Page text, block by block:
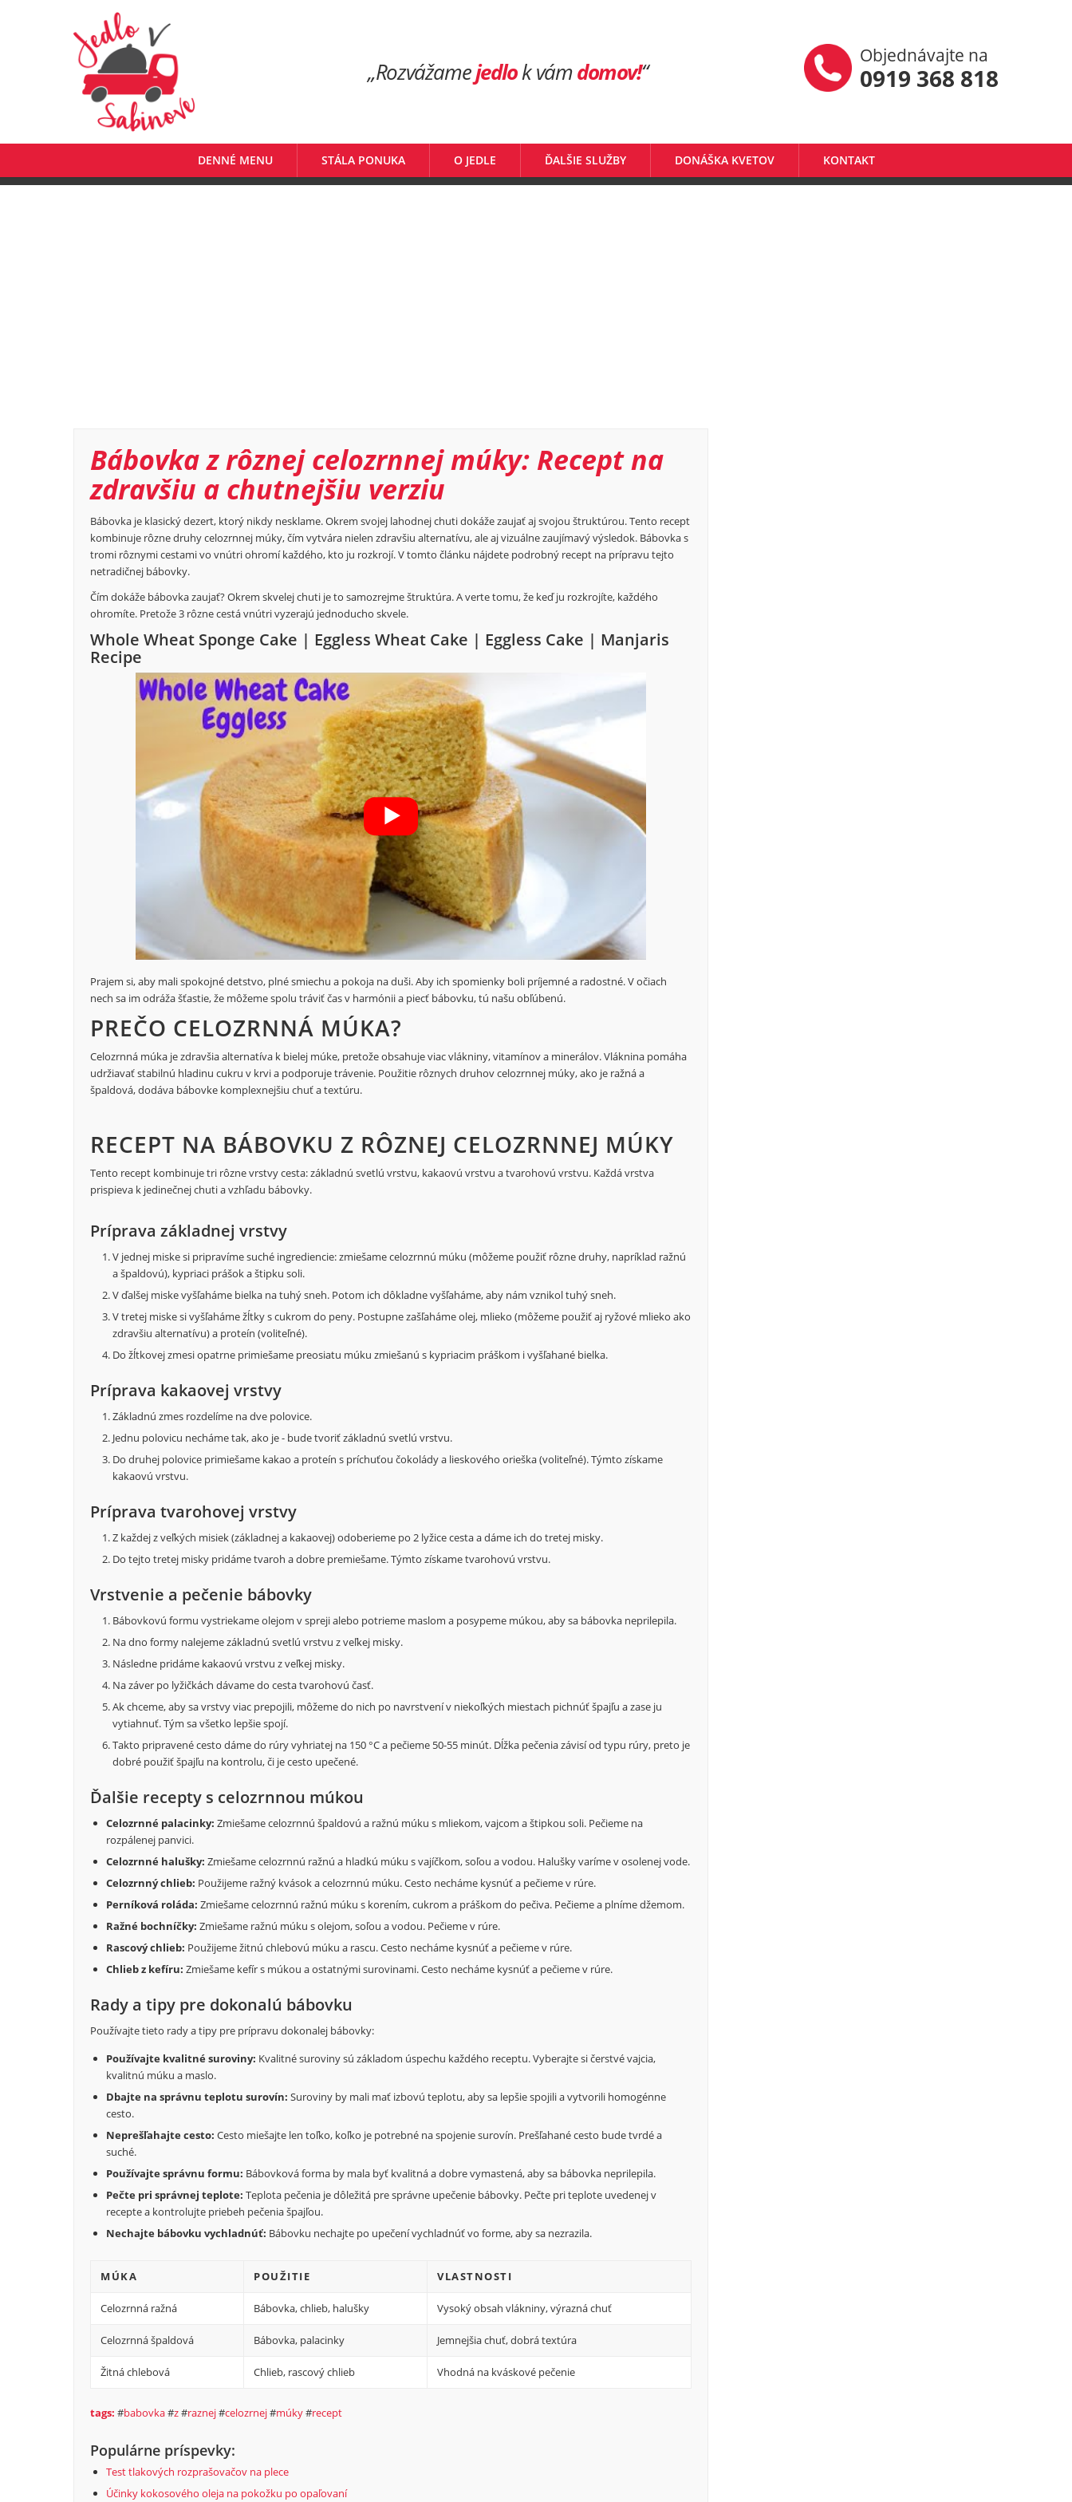
„Rozvážamejedlok vámdomov!“
Objednávajte na
0919 368 818
DENNÉ MENU STÁLA PONUKA O JEDLE ĎALŠIE SLUŽBY DONÁŠKA KVETOV KONTAKT
Bábovka z rôznej celozrnnej múky: Recept na
zdravšiu a chutnejšiu verziu
Bábovka je klasický dezert, ktorý nikdy nesklame. Okrem svojej lahodnej chuti dokáže zaujať aj svojou štruktúrou. Tento recept
kombinuje rôzne druhy celozrnnej múky, čím vytvára nielen zdravšiu alternatívu, ale aj vizuálne zaujímavý výsledok. Bábovka s
tromi rôznymi cestami vo vnútri ohromí každého, kto ju rozkrojí. V tomto článku nájdete podrobný recept na prípravu tejto
netradičnej bábovky.
Čím dokáže bábovka zaujať? Okrem skvelej chuti je to samozrejme štruktúra. A verte tomu, že keď ju rozkrojíte, každého
ohromíte. Pretože 3 rôzne cestá vnútri vyzerajú jednoducho skvele.
Whole Wheat Sponge Cake | Eggless Wheat Cake | Eggless Cake | Manjaris
Recipe
Prajem si, aby mali spokojné detstvo, plné smiechu a pokoja na duši. Aby ich spomienky boli príjemné a radostné. V očiach
nech sa im odráža šťastie, že môžeme spolu tráviť čas v harmónii a piecť bábovku, tú našu obľúbenú.
PREČO CELOZRNNÁ MÚKA?
Celozrnná múka je zdravšia alternatíva k bielej múke, pretože obsahuje viac vlákniny, vitamínov a minerálov. Vláknina pomáha
udržiavať stabilnú hladinu cukru v krvi a podporuje trávenie. Použitie rôznych druhov celozrnnej múky, ako je ražná a
špaldová, dodáva bábovke komplexnejšiu chuť a textúru.
RECEPT NA BÁBOVKU Z RÔZNEJ CELOZRNNEJ MÚKY
Tento recept kombinuje tri rôzne vrstvy cesta: základnú svetlú vrstvu, kakaovú vrstvu a tvarohovú vrstvu. Každá vrstva
prispieva k jedinečnej chuti a vzhľadu bábovky.
Príprava základnej vrstvy
V jednej miske si pripravíme suché ingrediencie: zmiešame celozrnnú múku (môžeme použiť rôzne druhy, napríklad ražnú
a špaldovú), kypriaci prášok a štipku soli.
V ďalšej miske vyšľaháme bielka na tuhý sneh. Potom ich dôkladne vyšľaháme, aby nám vznikol tuhý sneh.
V tretej miske si vyšľaháme žĺtky s cukrom do peny. Postupne zašľaháme olej, mlieko (môžeme použiť aj ryžové mlieko ako
zdravšiu alternatívu) a proteín (voliteľné).
Do žĺtkovej zmesi opatrne primiešame preosiatu múku zmiešanú s kypriacim práškom i vyšľahané bielka.
Príprava kakaovej vrstvy
Základnú zmes rozdelíme na dve polovice.
Jednu polovicu necháme tak, ako je - bude tvoriť základnú svetlú vrstvu.
Do druhej polovice primiešame kakao a proteín s príchuťou čokolády a lieskového orieška (voliteľné). Týmto získame
kakaovú vrstvu.
Príprava tvarohovej vrstvy
Z každej z veľkých misiek (základnej a kakaovej) odoberieme po 2 lyžice cesta a dáme ich do tretej misky.
Do tejto tretej misky pridáme tvaroh a dobre premiešame. Týmto získame tvarohovú vrstvu.
Vrstvenie a pečenie bábovky
Bábovkovú formu vystriekame olejom v spreji alebo potrieme maslom a posypeme múkou, aby sa bábovka neprilepila.
Na dno formy nalejeme základnú svetlú vrstvu z veľkej misky.
Následne pridáme kakaovú vrstvu z veľkej misky.
Na záver po lyžičkách dávame do cesta tvarohovú časť.
Ak chceme, aby sa vrstvy viac prepojili, môžeme do nich po navrstvení v niekoľkých miestach pichnúť špajľu a zase ju
vytiahnuť. Tým sa všetko lepšie spojí.
Takto pripravené cesto dáme do rúry vyhriatej na 150 °C a pečieme 50-55 minút. Dĺžka pečenia závisí od typu rúry, preto je
dobré použiť špajľu na kontrolu, či je cesto upečené.
Ďalšie recepty s celozrnnou múkou
Celozrnné palacinky: Zmiešame celozrnnú špaldovú a ražnú múku s mliekom, vajcom a štipkou soli. Pečieme na
rozpálenej panvici.
Celozrnné halušky: Zmiešame celozrnnú ražnú a hladkú múku s vajíčkom, soľou a vodou. Halušky varíme v osolenej vode.
Celozrnný chlieb: Použijeme ražný kvások a celozrnnú múku. Cesto necháme kysnúť a pečieme v rúre.
Perníková roláda: Zmiešame celozrnnú ražnú múku s korením, cukrom a práškom do pečiva. Pečieme a plníme džemom.
Ražné bochníčky: Zmiešame ražnú múku s olejom, soľou a vodou. Pečieme v rúre.
Rascový chlieb: Použijeme žitnú chlebovú múku a rascu. Cesto necháme kysnúť a pečieme v rúre.
Chlieb z kefíru: Zmiešame kefír s múkou a ostatnými surovinami. Cesto necháme kysnúť a pečieme v rúre.
Rady a tipy pre dokonalú bábovku
Používajte tieto rady a tipy pre prípravu dokonalej bábovky:
Používajte kvalitné suroviny: Kvalitné suroviny sú základom úspechu každého receptu. Vyberajte si čerstvé vajcia,
kvalitnú múku a maslo.
Dbajte na správnu teplotu surovín: Suroviny by mali mať izbovú teplotu, aby sa lepšie spojili a vytvorili homogénne
cesto.
Neprešľahajte cesto: Cesto miešajte len toľko, koľko je potrebné na spojenie surovín. Prešľahané cesto bude tvrdé a
suché.
Používajte správnu formu: Bábovková forma by mala byť kvalitná a dobre vymastená, aby sa bábovka neprilepila.
Pečte pri správnej teplote: Teplota pečenia je dôležitá pre správne upečenie bábovky. Pečte pri teplote uvedenej v
recepte a kontrolujte priebeh pečenia špajľou.
Nechajte bábovku vychladnúť: Bábovku nechajte po upečení vychladnúť vo forme, aby sa nezrazila.
MÚKA POUŽITIE VLASTNOSTI
Celozrnná ražná Bábovka, chlieb, halušky Vysoký obsah vlákniny, výrazná chuť
Celozrnná špaldová Bábovka, palacinky Jemnejšia chuť, dobrá textúra
Žitná chlebová Chlieb, rascový chlieb Vhodná na kváskové pečenie
tags: #babovka#z#raznej#celozrnej#múky#recept
Populárne príspevky:
Test tlakových rozprašovačov na plece
Účinky kokosového oleja na pokožku po opaľovaní